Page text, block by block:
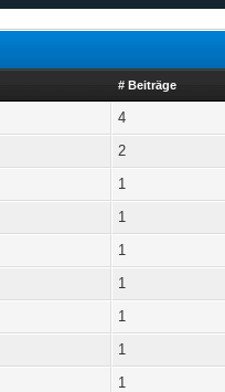
# Beiträge
4
2
1
1
1
1
1
1
1